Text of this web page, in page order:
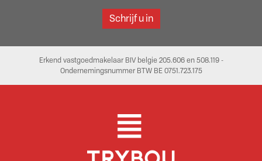
Schrijf u in
Erkend vastgoedmakelaar BIV belgie 205.606 en 508.119 -
Ondernemingsnummer BTW BE 0751.723.175